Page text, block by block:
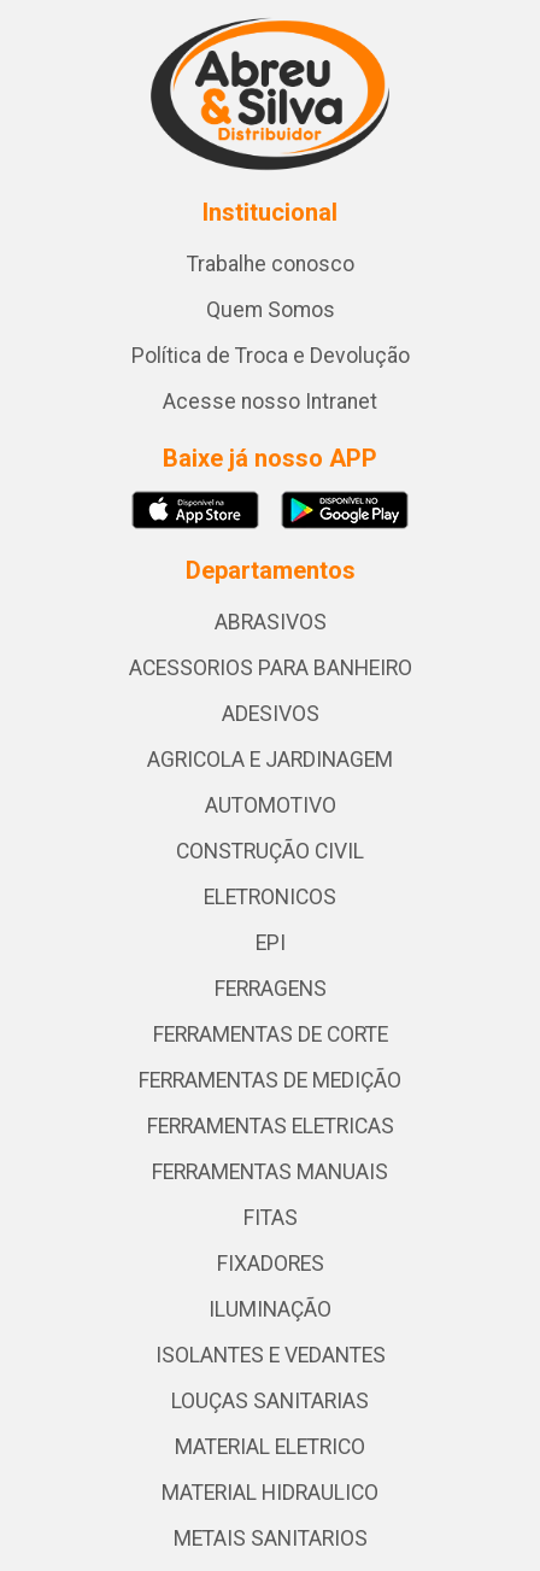
Institucional
Trabalhe conosco
Quem Somos
Política de Troca e Devolução
Acesse nosso Intranet
Baixe já nosso APP
Departamentos
ABRASIVOS
ACESSORIOS PARA BANHEIRO
ADESIVOS
AGRICOLA E JARDINAGEM
AUTOMOTIVO
CONSTRUÇÃO CIVIL
ELETRONICOS
EPI
FERRAGENS
FERRAMENTAS DE CORTE
FERRAMENTAS DE MEDIÇÃO
FERRAMENTAS ELETRICAS
FERRAMENTAS MANUAIS
FITAS
FIXADORES
ILUMINAÇÃO
ISOLANTES E VEDANTES
LOUÇAS SANITARIAS
MATERIAL ELETRICO
MATERIAL HIDRAULICO
METAIS SANITARIOS